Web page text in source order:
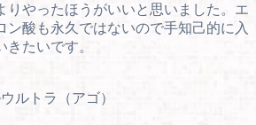
りやったほうがいいと思いました。エ
ン酸も永久ではないので手知己的に入
たいです。
ルトラ（アゴ）